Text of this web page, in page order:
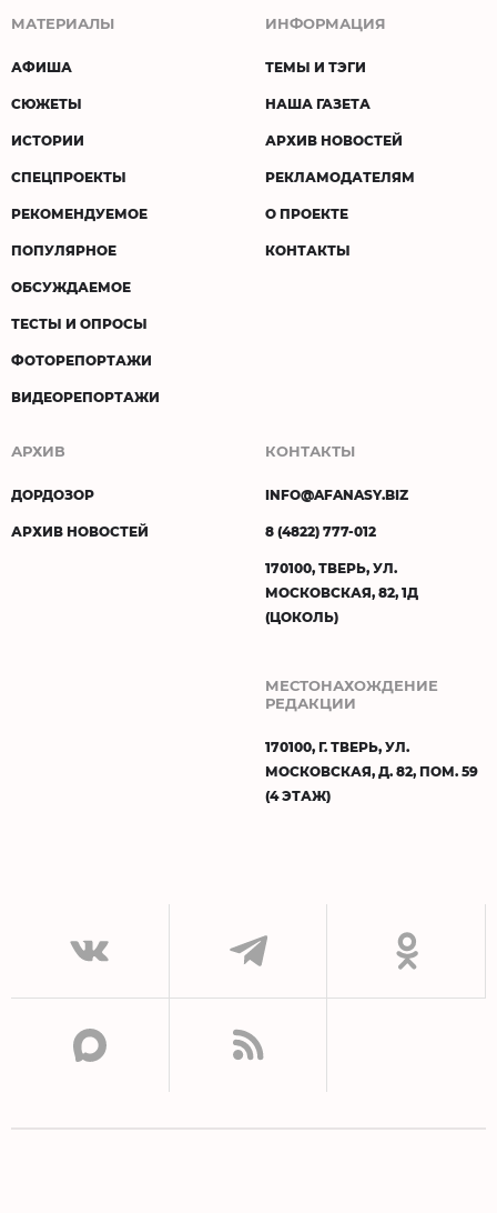
МАТЕРИАЛЫ
АФИША
СЮЖЕТЫ
ИСТОРИИ
СПЕЦПРОЕКТЫ
РЕКОМЕНДУЕМОЕ
ПОПУЛЯРНОЕ
ОБСУЖДАЕМОЕ
ТЕСТЫ И ОПРОСЫ
ФОТОРЕПОРТАЖИ
ВИДЕОРЕПОРТАЖИ
ИНФОРМАЦИЯ
ТЕМЫ И ТЭГИ
НАША ГАЗЕТА
АРХИВ НОВОСТЕЙ
РЕКЛАМОДАТЕЛЯМ
О ПРОЕКТЕ
КОНТАКТЫ
АРХИВ
ДОРДОЗОР
АРХИВ НОВОСТЕЙ
КОНТАКТЫ
INFO@AFANASY.BIZ
8 (4822) 777-012
170100, ТВЕРЬ, УЛ.
МОСКОВСКАЯ, 82, 1Д
(ЦОКОЛЬ)
МЕСТОНАХОЖДЕНИЕ
РЕДАКЦИИ
170100, Г. ТВЕРЬ, УЛ.
МОСКОВСКАЯ, Д. 82, ПОМ. 59
(4 ЭТАЖ)